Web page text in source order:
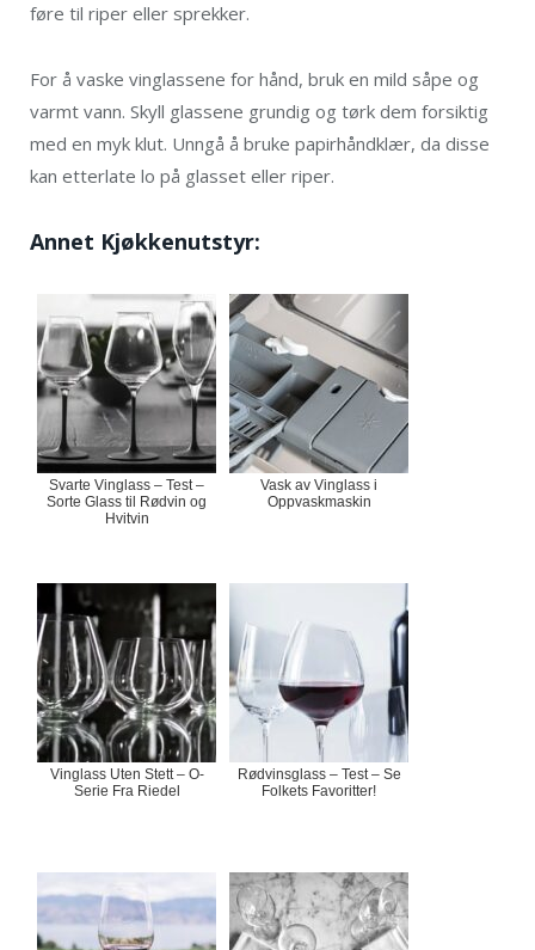
føre til riper eller sprekker.
For å vaske vinglassene for hånd, bruk en mild såpe og
varmt vann. Skyll glassene grundig og tørk dem forsiktig
med en myk klut. Unngå å bruke papirhåndklær, da disse
kan etterlate lo på glasset eller riper.
Annet Kjøkkenutstyr:
Svarte Vinglass – Test –
Sorte Glass til Rødvin og
Hvitvin
Vask av Vinglass i
Oppvaskmaskin
Vinglass Uten Stett – O-
Serie Fra Riedel
Rødvinsglass – Test – Se
Folkets Favoritter!